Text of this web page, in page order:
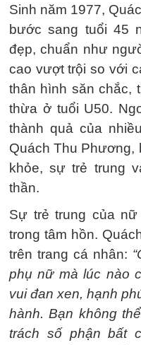
Sinh năm 1977,
bước sang tuổi 45
đẹp, chuẩn như
cao vượt trội so với
thân hình săn chắc,
thừa ở tuổi U50.
thành quả của
Quách Thu Phương,
khỏe, sự trẻ trung
thần.
Sự trẻ trung của
trong tâm hồn.
trên trang cá nhân:
phụ nữ mà lúc nào
vui đan xen, hạnh
hành. Bạn không
trách số phận bất